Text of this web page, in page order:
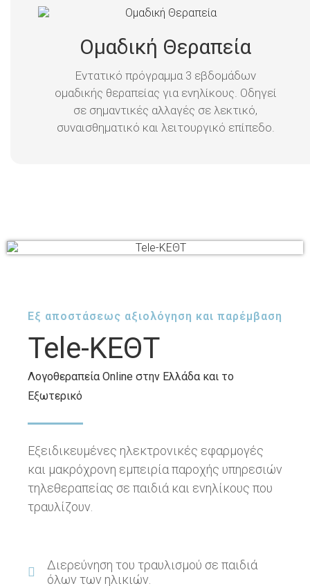
Ομαδική Θεραπεία
Εντατικό πρόγραμμα 3 εβδομάδων
ομαδικής θεραπείας για ενηλίκους. Οδηγεί
σε σημαντικές αλλαγές σε λεκτικό,
συναισθηματικό και λειτουργικό επίπεδο.
Εξ αποστάσεως αξιολόγηση και παρέμβαση
Tele-ΚΕΘΤ
Λογοθεραπεία Online στην Ελλάδα και το
Εξωτερικό
Εξειδικευμένες ηλεκτρονικές εφαρμογές
και μακρόχρονη εμπειρία παροχής υπηρεσιών
τηλεθεραπείας σε παιδιά και ενηλίκους που
τραυλίζουν.
Διερεύνηση του τραυλισμού σε παιδιά
όλων των ηλικιών.